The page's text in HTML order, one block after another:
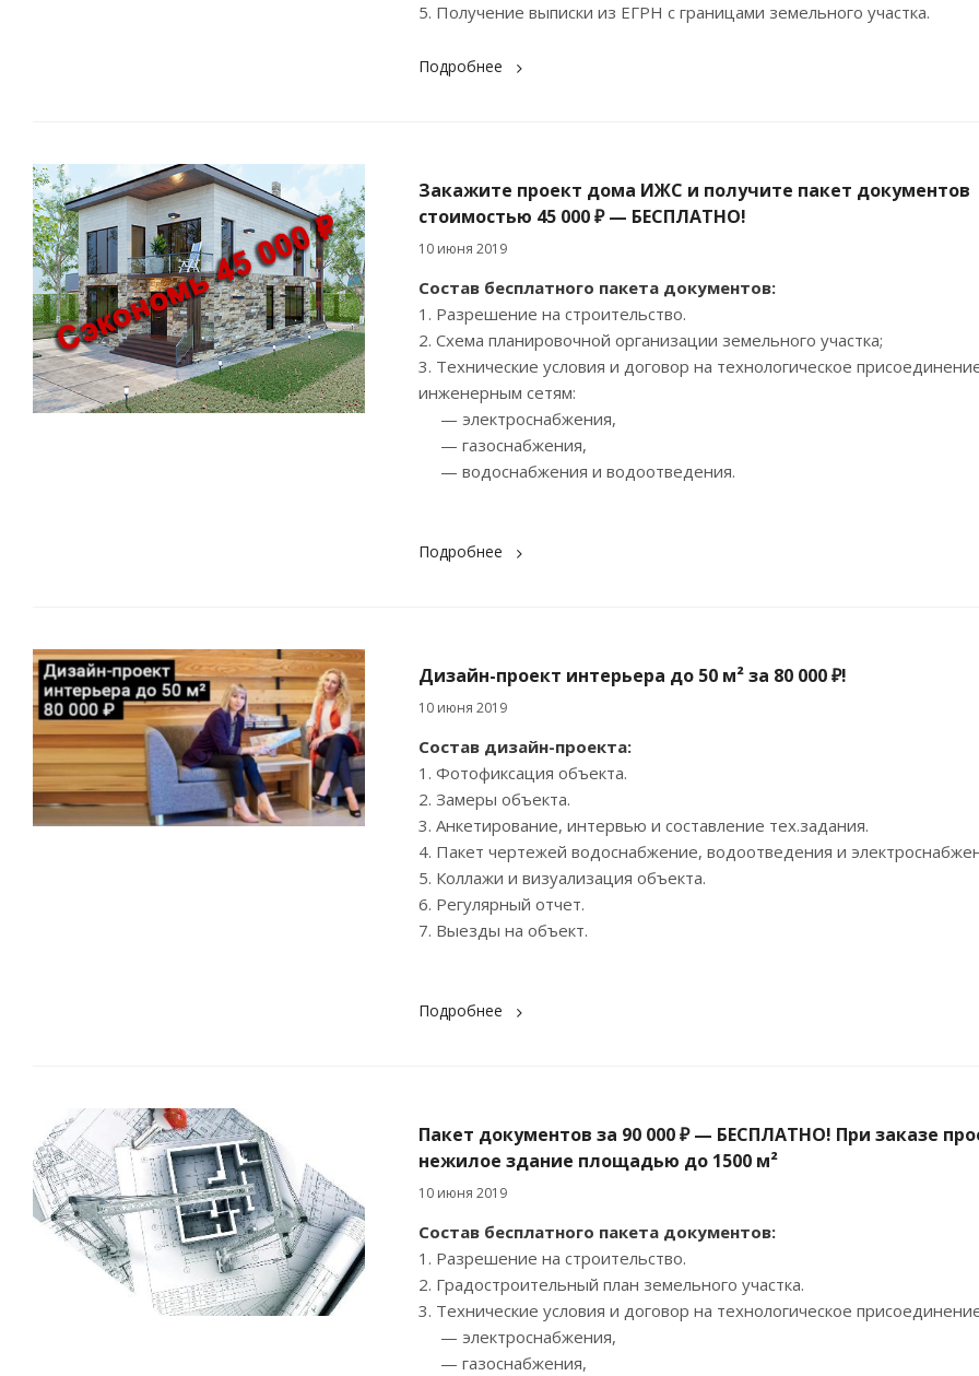
5. Получение выписки из ЕГРН с границами земельного участка.
Подробнее
Закажите проект дома ИЖС и получите пакет документов
стоимостью 45 000 ₽ — БЕСПЛАТНО!
10 июня 2019
Состав бесплатного пакета документов:
1. Разрешение на строительство.
2. Схема планировочной организации земельного участка;
3. Технические условия и договор на технологическое
инженерным сетям:
— электроснабжения,
— газоснабжения,
— водоснабжения и водоотведения.
Подробнее
Дизайн-проект интерьера до 50 м² за 80 000 ₽!
10 июня 2019
Состав дизайн-проекта:
1. Фотофиксация объекта.
2. Замеры объекта.
3. Анкетирование, интервью и составление тех.задания.
4. Пакет чертежей водоснабжение, водоотведения и
5. Коллажи и визуализация объекта.
6. Регулярный отчет.
7. Выезды на объект.
Подробнее
Пакет документов за 90 000 ₽ — БЕСПЛАТНО! При заказе
нежилое здание площадью до 1500 м²
10 июня 2019
Состав бесплатного пакета документов:
1. Разрешение на строительство.
2. Градостроительный план земельного участка.
3. Технические условия и договор на технологическое
— электроснабжения,
— газоснабжения,